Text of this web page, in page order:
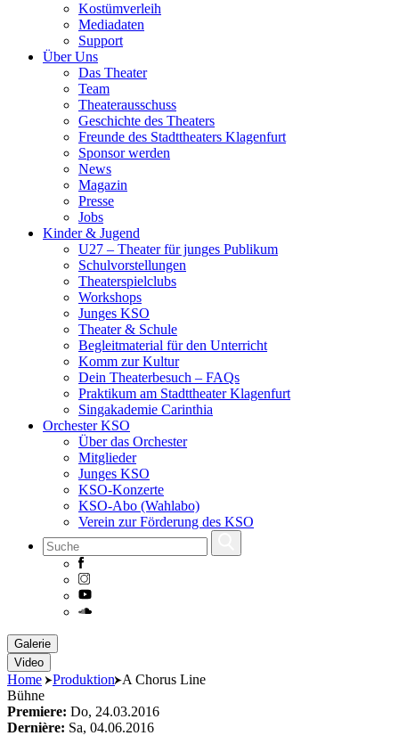
Kostümverleih
Mediadaten
Support
Über Uns
Das Theater
Team
Theaterausschuss
Geschichte des Theaters
Freunde des Stadttheaters Klagenfurt
Sponsor werden
News
Magazin
Presse
Jobs
Kinder & Jugend
U27 – Theater für junges Publikum
Schulvorstellungen
Theaterspielclubs
Workshops
Junges KSO
Theater & Schule
Begleitmaterial für den Unterricht
Komm zur Kultur
Dein Theaterbesuch – FAQs
Praktikum am Stadttheater Klagenfurt
Singakademie Carinthia
Orchester KSO
Über das Orchester
Mitglieder
Junges KSO
KSO-Konzerte
KSO-Abo (Wahlabo)
Verein zur Förderung des KSO
Skip
to
content
Galerie
Video
Home Produktion A Chorus Line
Bühne
Premiere: Do, 24.03.2016
Dernière: Sa, 04.06.2016